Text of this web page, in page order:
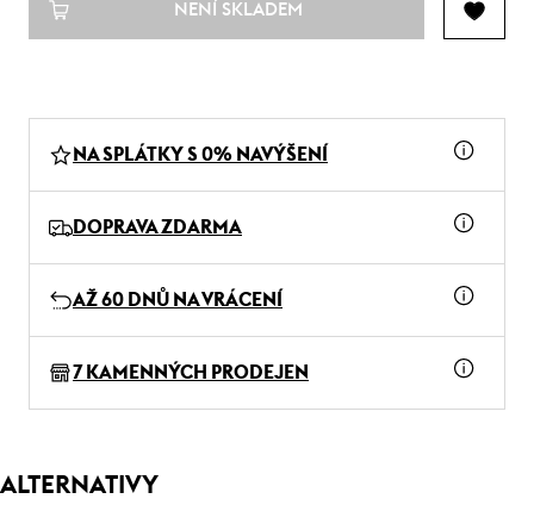
NENÍ SKLADEM
NA SPLÁTKY S 0% NAVÝŠENÍ
DOPRAVA ZDARMA
AŽ 60 DNŮ NA VRÁCENÍ
7 KAMENNÝCH PRODEJEN
ALTERNATIVY